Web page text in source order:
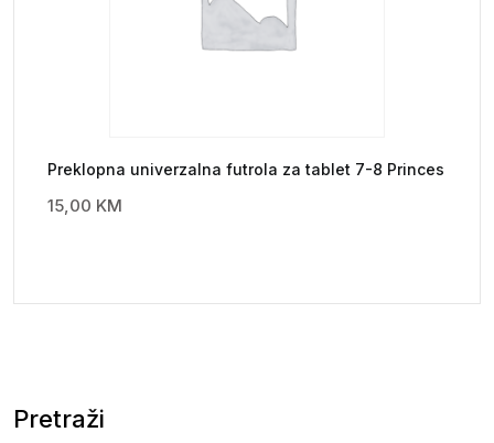
Preklopna univerzalna futrola za tablet 7-8 Princes
15,00 KM
Pretraži